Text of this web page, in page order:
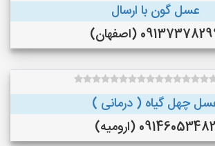
عسل گون با ارسال
(اصفهان)
چهل گیاه ( درمانی )
09146053482 (ارومیه)